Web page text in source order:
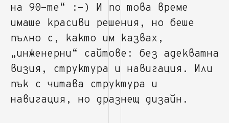
на 90-те“ :-) И по това време
имаше красиви решения, но беше
пълно с, както им казвах,
„инженерни“ сайтове: без адекватна
визия, структура и навигация. Или
пък с читава структура и
навигация, но дразнещ дизайн.